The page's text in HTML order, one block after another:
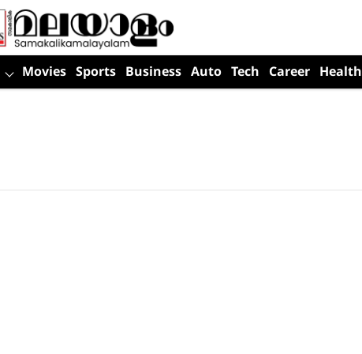
Movies Sports Business Auto Tech Career Health